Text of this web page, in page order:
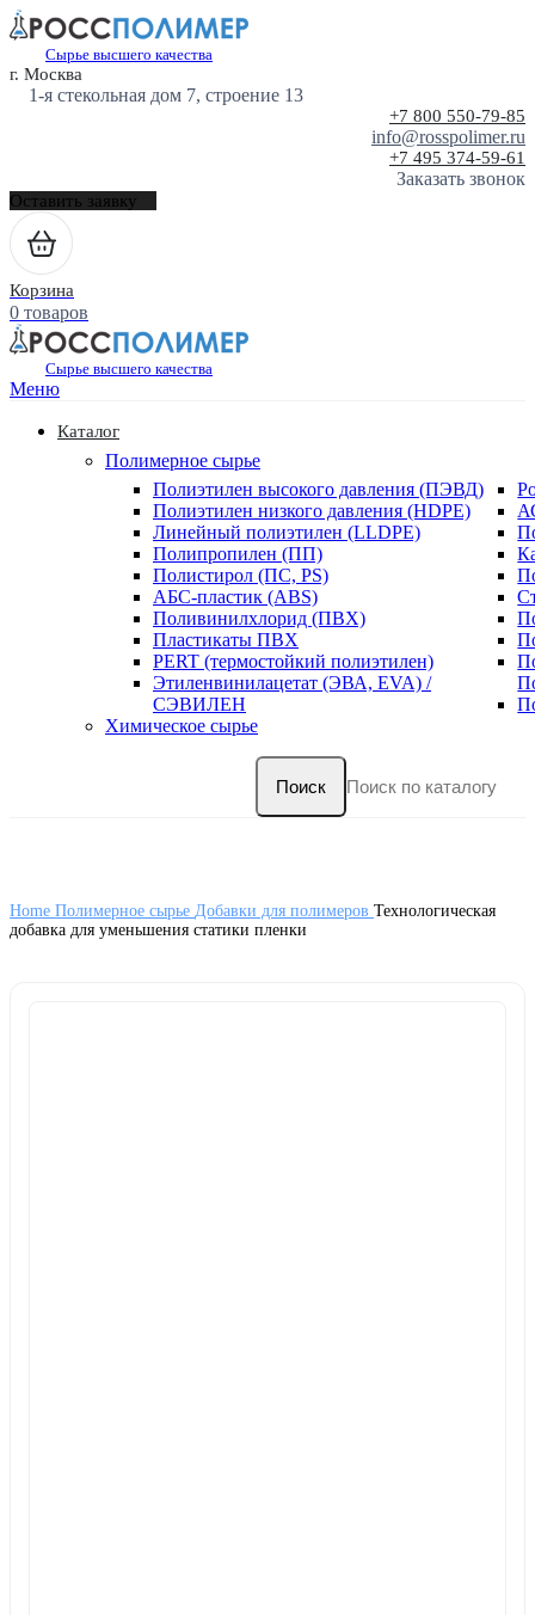
Сырье высшего качества
г. Москва
1-я стекольная дом 7, строение 13
+7 800 550-79-85
info@rosspolimer.ru
+7 495 374-59-61
Заказать звонок
Оставить заявку
Корзина
0 товаров
Сырье высшего качества
Меню
Каталог
Полимерное сырье
Полиэтилен высокого давления (ПЭВД)
Полиэтилен низкого давления (HDPE)
Линейный полиэтилен (LLDPE)
Полипропилен (ПП)
Полистирол (ПС, PS)
АБС-пластик (ABS)
Поливинилхлорид (ПВХ)
Пластикаты ПВХ
PERT (термостойкий полиэтилен)
Этиленвинилацетат (ЭВА, EVA) /
СЭВИЛЕН
Химическое сырье
Поиск
Home Полимерное сырье Добавки для полимеров Технологическая
добавка для уменьшения статики пленки